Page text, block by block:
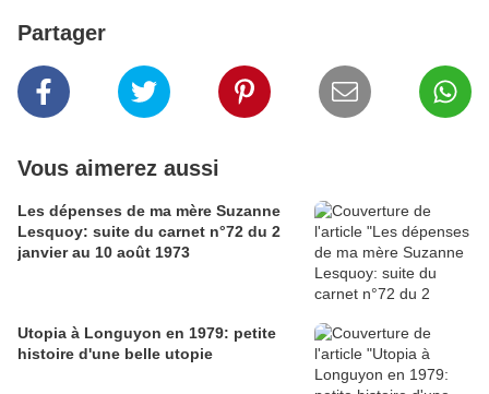
Partager
Vous aimerez aussi
Les dépenses de ma mère Suzanne
Lesquoy: suite du carnet n°72 du 2
janvier au 10 août 1973
Utopia à Longuyon en 1979: petite
histoire d'une belle utopie